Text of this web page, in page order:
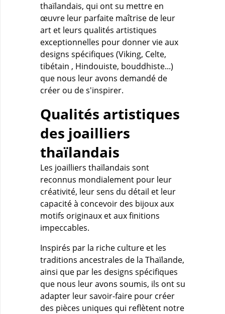
thaïlandais, qui ont su mettre en
œuvre leur parfaite maîtrise de leur
art et leurs qualités artistiques
exceptionnelles pour donner vie aux
designs spécifiques (Viking, Celte,
tibétain , Hindouiste, bouddhiste...)
que nous leur avons demandé de
créer ou de s'inspirer.
Qualités artistiques
des joailliers
thaïlandais
Les joailliers thaïlandais sont
reconnus mondialement pour leur
créativité, leur sens du détail et leur
capacité à concevoir des bijoux aux
motifs originaux et aux finitions
impeccables.
Inspirés par la riche culture et les
traditions ancestrales de la Thaïlande,
ainsi que par les designs spécifiques
que nous leur avons soumis, ils ont su
adapter leur savoir-faire pour créer
des pièces uniques qui reflètent notre